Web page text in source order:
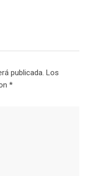
publicada. Los
*